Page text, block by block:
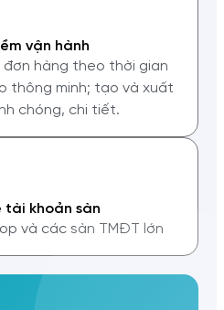
vận hành
hàng theo thời gian
thông minh; tạo và xuất
chóng, chi tiết.
tài khoản sàn
và các sàn TMĐT lớn